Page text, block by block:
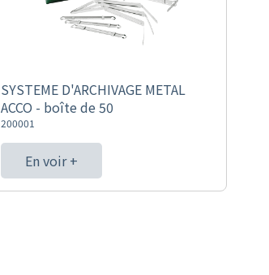
SYSTEME D'ARCHIVAGE METAL
ACCO - boîte de 50
200001
En voir +